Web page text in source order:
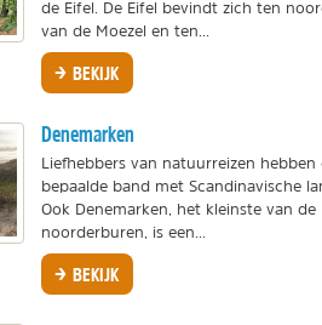
de Eifel. De Eifel bevindt zich ten
van de Moezel en ten...
BEKIJK
Denemarken
Liefhebbers van natuurreizen hebben
bepaalde band met Scandinavische
Ook Denemarken, het kleinste van de
noorderburen, is een...
BEKIJK